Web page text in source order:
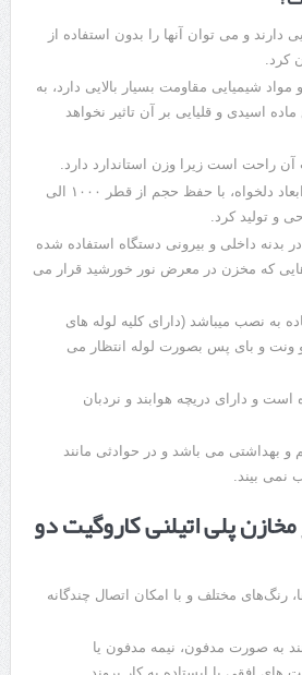
دارند و می توان آنها را بدون استفاده از
کرد.
شیمیایی مقاومت بسیار بالایی دارد، به
اسیدی و قلیایی بر آن تاثیر نخواهد
راحت است زیرا وزن استاندارد دارد.
می توان آن را در ابعاد دلخواه، با حفظ حجم از قطر ۱۰۰۰ الی
از پوشش ضد UV در بدنه داخلی و بیرونی دستگاه استفاده شده
که مخزن در معرض نور خورشید قرار می
به نصب می­باشد (دارای کلیه لوله های
ونت و بای پس بصورت لوله انتظار می
و دارای دریچه هوابند و نردبان
بهداشتی می باشد و در حوادثی مانند
نمی بیند.
مخازن پلی اتیلنی کاروگیت دو
رنگ‌های مختلف و با امکان اتصال چندگانه
به صورت مدفون، نیمه مدفون یا